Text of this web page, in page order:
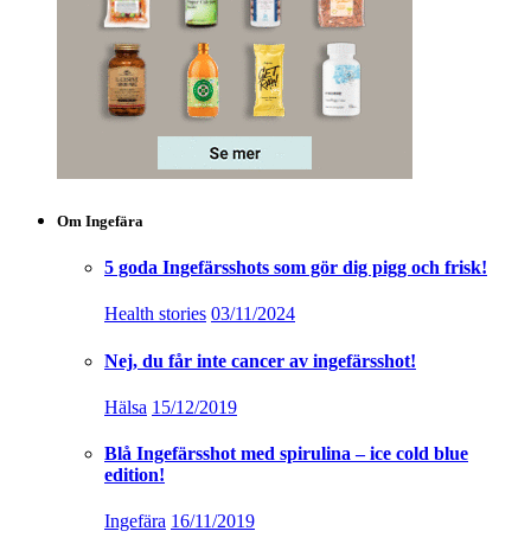
Om Ingefära
5 goda Ingefärsshots som gör dig pigg och frisk!
Health stories 03/11/2024
Nej, du får inte cancer av ingefärsshot!
Hälsa 15/12/2019
Blå Ingefärsshot med spirulina – ice cold blue
edition!
Ingefära 16/11/2019